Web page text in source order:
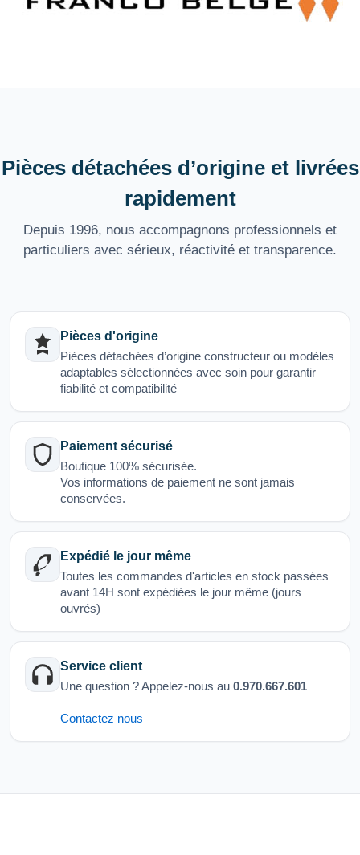
Pièces détachées d’origine et livrées
rapidement
Depuis 1996, nous accompagnons professionnels et
particuliers avec sérieux, réactivité et transparence.
Pièces d'origine
Pièces détachées d’origine constructeur ou modèles
adaptables sélectionnées avec soin pour garantir
fiabilité et compatibilité
Paiement sécurisé
Boutique 100% sécurisée.
Vos informations de paiement ne sont jamais
conservées.
Expédié le jour même
Toutes les commandes d'articles en stock passées
avant 14H sont expédiées le jour même (jours
ouvrés)
Service client
Une question ? Appelez-nous au 0.970.667.601
Contactez nous